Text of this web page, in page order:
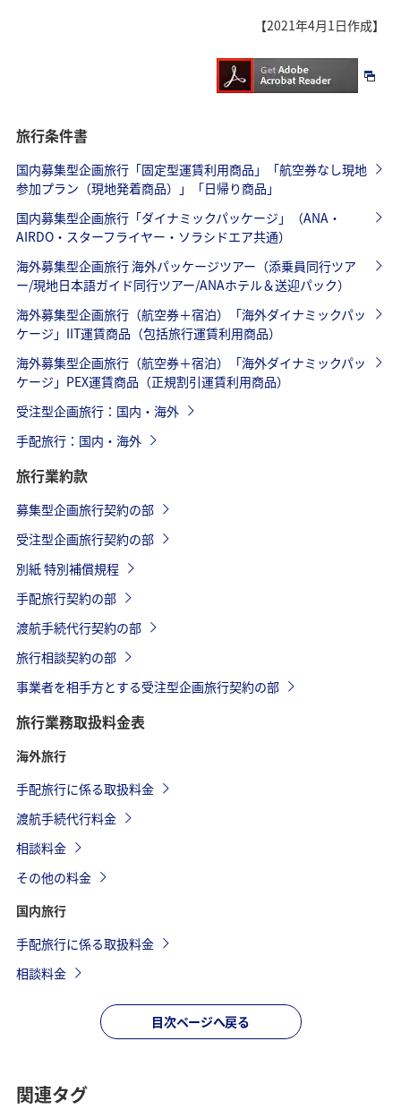
【2021年4月1日作成】
旅行条件書
国内募集型企画旅行「固定型運賃利用商品」「航空券なし現地
参加プラン（現地発着商品）」「日帰り商品」
国内募集型企画旅行「ダイナミックパッケージ」（ANA・
AIRDO・スターフライヤー・ソラシドエア共通）
海外募集型企画旅行 海外パッケージツアー（添乗員同行ツア
ー/現地日本語ガイド同行ツアー/ANAホテル＆送迎パック）
海外募集型企画旅行（航空券＋宿泊）「海外ダイナミックパッ
ケージ」IIT運賃商品（包括旅行運賃利用商品）
海外募集型企画旅行（航空券＋宿泊）「海外ダイナミックパッ
ケージ」PEX運賃商品（正規割引運賃利用商品）
受注型企画旅行：国内・海外
手配旅行：国内・海外
旅行業約款
募集型企画旅行契約の部
受注型企画旅行契約の部
別紙 特別補償規程
手配旅行契約の部
渡航手続代行契約の部
旅行相談契約の部
事業者を相手方とする受注型企画旅行契約の部
旅行業務取扱料金表
海外旅行
手配旅行に係る取扱料金
渡航手続代行料金
相談料金
その他の料金
国内旅行
手配旅行に係る取扱料金
相談料金
目次ページへ戻る
関連タグ